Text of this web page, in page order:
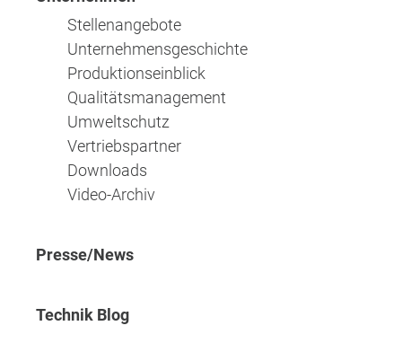
Stellenangebote
Unternehmensgeschichte
Produktionseinblick
Qualitätsmanagement
Umweltschutz
Vertriebspartner
Downloads
Video-Archiv
Presse/News
Technik Blog